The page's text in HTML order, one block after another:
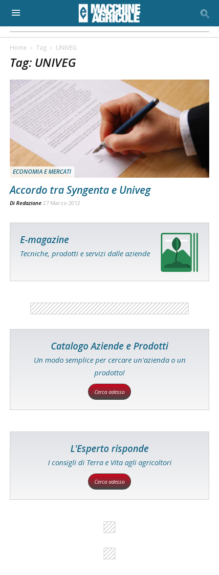
Home Tag UNIVEG
Tag: UNIVEG
ECONOMIA E MERCATI
Accordo tra Syngenta e Univeg
Di Redazione 27 Marzo 2012
E-magazine
Tecniche, prodotti e servizi dalle aziende
Catalogo Aziende e Prodotti
Un modo semplice per cercare un'azienda o un
prodotto!
Cerca adesso
L'Esperto risponde
I consigli di Terra e Vita agli agricoltori
Cerca adesso